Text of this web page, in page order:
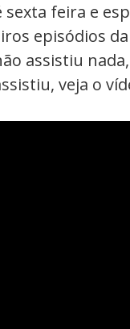
sexta feira e
episódios da
assistiu
veja o